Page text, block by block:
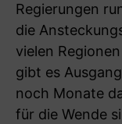
Regierungen
die
vielen
gibt es
noch Monate
für die Wende